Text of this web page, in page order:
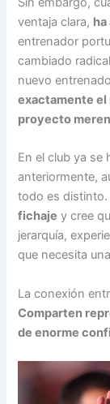
ventaja clara,
entrenador
cambiado
nuevo
exactamente
proyecto
En el club ya se
anteriormente,
todo es distinto.
fichaje y cree
jerarquía,
que necesita
La conexión
Comparten
de enorme